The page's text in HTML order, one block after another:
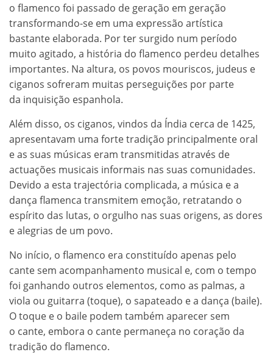
o flamenco foi passado de geração em geração
transformando-se em uma expressão artística
bastante elaborada. Por ter surgido num período
muito agitado, a história do flamenco perdeu detalhes
importantes. Na altura, os povos mouriscos, judeus e
ciganos sofreram muitas perseguições por parte
da inquisição espanhola.
Além disso, os ciganos, vindos da Índia cerca de 1425,
apresentavam uma forte tradição principalmente oral
e as suas músicas eram transmitidas através de
actuações musicais informais nas suas comunidades.
Devido a esta trajectória complicada, a música e a
dança flamenca transmitem emoção, retratando o
espírito das lutas, o orgulho nas suas origens, as dores
e alegrias de um povo.
No início, o flamenco era constituído apenas pelo
cante sem acompanhamento musical e, com o tempo
foi ganhando outros elementos, como as palmas, a
viola ou guitarra (toque), o sapateado e a dança (baile).
O toque e o baile podem também aparecer sem
o cante, embora o cante permaneça no coração da
tradição do flamenco.